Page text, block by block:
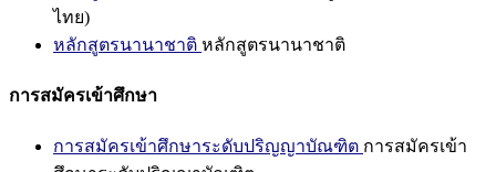
ไทย)
หลักสูตรนานาชาติ หลักสูตรนานาชาติ
การสมัครเข้าศึกษา
การสมัครเข้าศึกษาระดับปริญญาบัณฑิต การสมัครเข้า